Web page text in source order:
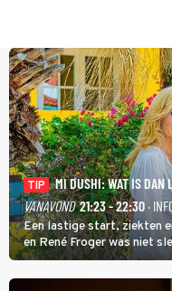
TIP
MI DUSHI: WAT IS DAN
VANAVOND 21:23 - 22:30 ·
Een lastige start, ziekten
en René Froger was niet
Wat Is Dan Liefde? neemt
uit vissen om het over de